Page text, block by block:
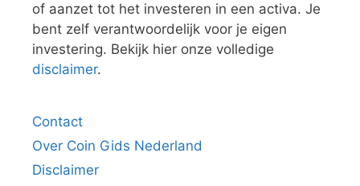
of aanzet tot het investeren in een activa. Je
bent zelf verantwoordelijk voor je eigen
investering. Bekijk hier onze volledige
disclaimer.
Contact
Over Coin Gids Nederland
Disclaimer